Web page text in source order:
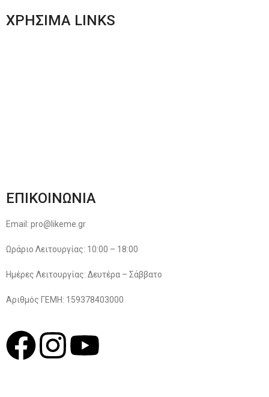
ΧΡΗΣΙΜΑ LINKS
ΕΠΙΚΟΙΝΩΝΙΑ
Email: pro@likeme.gr
Ωράριο Λειτουργίας: 10:00 – 18:00
Ημέρες Λειτουργίας: Δευτέρα – Σάββατο
Αριθμός ΓΕΜΗ: 159378403000